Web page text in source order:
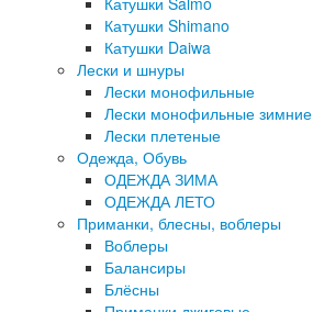
Катушки Shimano
Катушки Daiwa
Лески и шнуры
Лески монофильные
Лески монофильные зимние
Лески плетеные
Одежда, Обувь
ОДЕЖДА ЗИМА
ОДЕЖДА ЛЕТО
Приманки, блесны, воблеры
Воблеры
Балансиры
Блёсны